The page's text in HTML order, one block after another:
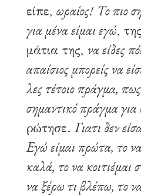
είπε, ωραίος! Το πιο
για μένα είμαι εγώ,
μάτια της, να είδες
απαίσιος μπορείς να
λες τέτοιο πράγμα,
σημαντικό πράγμα για
ρώτησε.Γιατι δεν
Εγώ είμαι πρώτα, το
καλά, το να κοιτιέμαι
να ξέρω τι βλέπω, το